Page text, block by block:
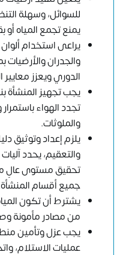
للسوائل، وسهلة
يمنع تجمع المياه أو
يراعى استخدام
والجدران
الدوري ويعزز معايير
يجب تجهيز المنشأة
تجدد الهواء باستمرار
والملوثات.
يلزم إعداد وتوثيق
والتعقيم، يحدد
تحقيق مستوى عالٍ
جميع أقسام
يشترط أن تكون
من مصادر مأمونة
يجب عزل وتأمين
عمليات الاستلام،